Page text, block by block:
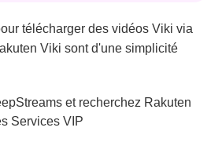
télécharger des vidéos Viki via
Viki sont d'une simplicité
et recherchez Rakuten
Services VIP